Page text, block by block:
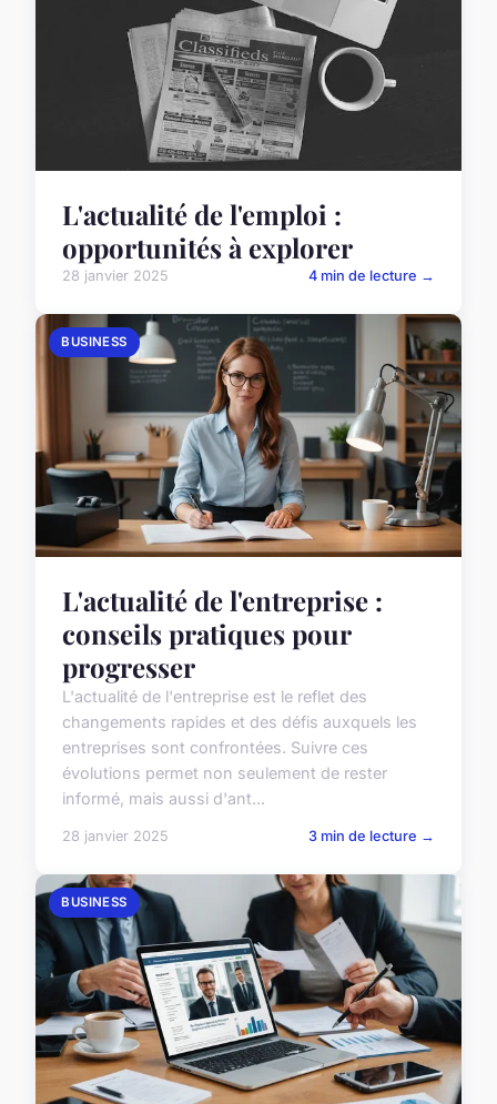
L'actualité de l'emploi :
opportunités à explorer
28 janvier 2025 4 min de lecture →
BUSINESS
L'actualité de l'entreprise :
conseils pratiques pour
progresser
L'actualité de l'entreprise est le reflet des
changements rapides et des défis auxquels les
entreprises sont confrontées. Suivre ces
évolutions permet non seulement de rester
informé, mais aussi d'ant...
28 janvier 2025 3 min de lecture →
BUSINESS